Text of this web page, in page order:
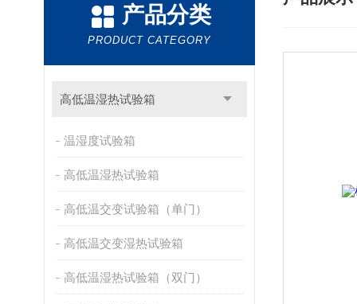
产品分类
PRODUCT CATEGORY
高低温湿热试验箱
温湿度试验箱
高低温湿热试验箱
高低温交变试验箱（单门）
高低温交变湿热试验箱
高低温湿热试验箱（双门）